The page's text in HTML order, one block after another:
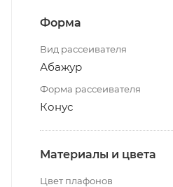
Форма
Вид рассеивателя
Абажур
Форма рассеивателя
Конус
Материалы и цвета
Цвет плафонов